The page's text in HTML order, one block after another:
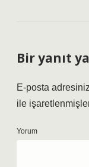
Bir yanıt
E-posta
ile
Yorum